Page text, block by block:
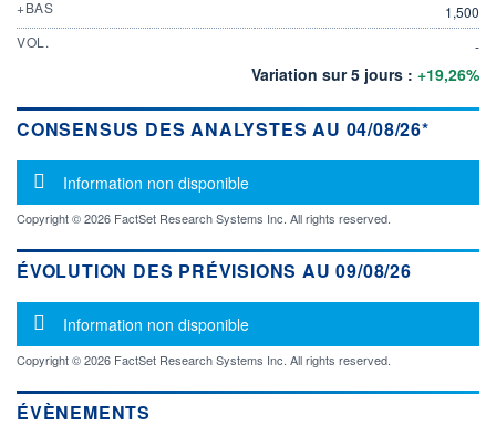
+BAS
1,500
VOL.
-
Variation sur 5 jours : +19,26%
CONSENSUS DES ANALYSTES AU 04/08/26*
Message d'information
Information non disponible
Copyright © 2026 FactSet Research Systems Inc. All rights reserved.
ÉVOLUTION DES PRÉVISIONS AU 09/08/26
Message d'information
Information non disponible
Copyright © 2026 FactSet Research Systems Inc. All rights reserved.
ÉVÈNEMENTS